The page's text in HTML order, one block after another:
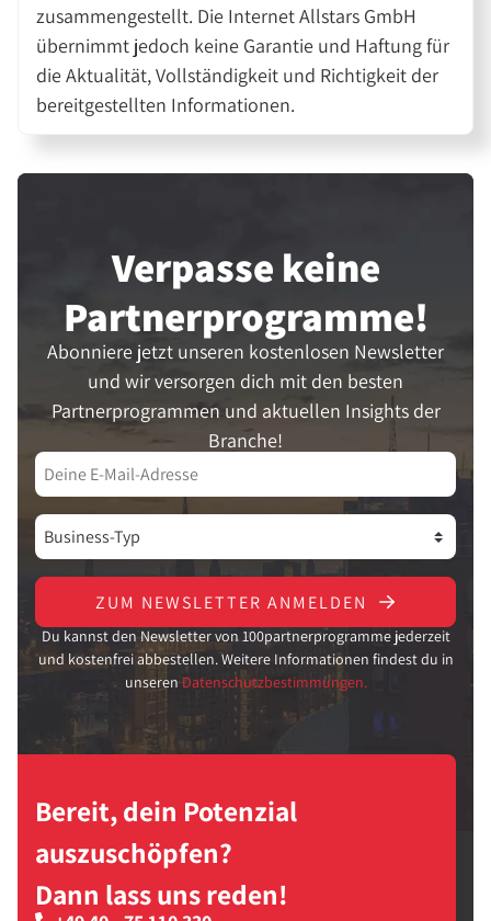
zusammengestellt. Die Internet Allstars GmbH
übernimmt jedoch keine Garantie und Haftung für
die Aktualität, Vollständigkeit und Richtigkeit der
bereitgestellten Informationen.
Verpasse keine
Partner­programme!
Abonniere jetzt unseren kostenlosen Newsletter
und wir versorgen dich mit den besten
Partnerprogrammen und aktuellen Insights der
Branche!
ZUM NEWSLETTER ANMELDEN
Du kannst den Newsletter von 100partnerprogramme jederzeit
und kostenfrei abbestellen. Weitere Informationen findest du in
unseren Datenschutzbestimmungen.
Bereit, dein Potenzial
auszuschöpfen?
Dann lass uns reden!